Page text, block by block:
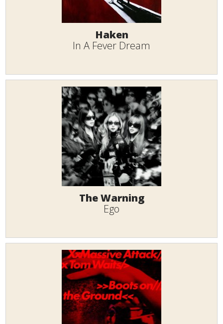
Haken
In A Fever Dream
The Warning
Ego